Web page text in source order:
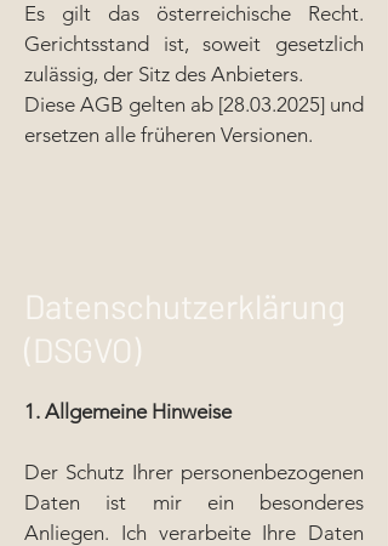
Es gilt das österreichische Recht.
Gerichtsstand ist, soweit gesetzlich
zulässig, der Sitz des Anbieters.
Diese AGB gelten ab [28.03.2025] und
ersetzen alle früheren Versionen.
Datenschutzerklärung
(DSGVO)
1. Allgemeine Hinweise
Der Schutz Ihrer personenbezogenen
Daten ist mir ein besonderes
Anliegen. Ich verarbeite Ihre Daten